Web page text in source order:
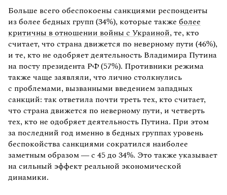
Больше всего обеспокоены санкциями респонденты
из более бедных групп (34%), которые также более
критичны в отношении войны с Украиной, те, кто
считает, что страна движется по неверному пути (46%),
и те, кто не одобряет деятельность Владимира Путина
на посту президента РФ (57%). Противники режима
также чаще заявляли, что лично столкнулись
с проблемами, вызванными введением западных
санкций: так ответила почти треть тех, кто считает,
что страна движется по неверному пути, и четверть
тех, кто не одобряет деятельность Путина. При этом
за последний год именно в бедных группах уровень
беспокойства санкциями сократился наиболее
заметным образом — с 45 до 34%. Это также указывает
на сильный эффект реальной экономической
динамики.